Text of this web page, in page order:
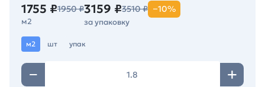
1755 ₽1950 ₽
м2
3159 ₽3510 ₽ −10%
за упаковку
м2 шт упак